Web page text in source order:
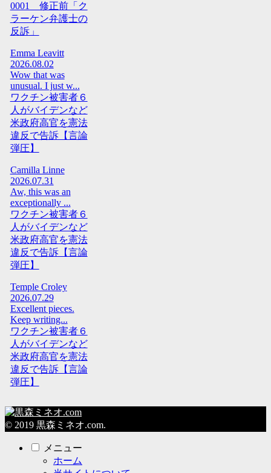
0001 修正前「ク
ラーケン弁護士の
反訴」
Emma Leavitt
2026.08.02
Wow that was
unusual. I just w...
ワクチン被害者６
人がバイデンなど
米政府高官を憲法
違反で告訴【言論
弾圧】
Camilla Linne
2026.07.31
Aw, this was an
exceptionally ...
ワクチン被害者６
人がバイデンなど
米政府高官を憲法
違反で告訴【言論
弾圧】
Temple Croley
2026.07.29
Excellent pieces.
Keep writing...
ワクチン被害者６
人がバイデンなど
米政府高官を憲法
違反で告訴【言論
弾圧】
© 2019 黒森ミネオ.com.
メニュー
ホーム